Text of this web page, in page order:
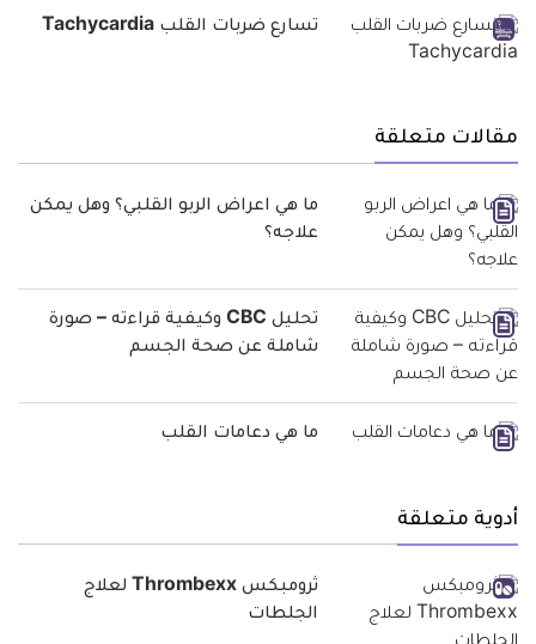
تسارع ضربات القلب Tachycardia
مقالات متعلقة
ما هي اعراض الربو القلبي؟ وهل يمكن
علاجه؟
تحليل CBC وكيفية قراءته – صورة
شاملة عن صحة الجسم
ما هي دعامات القلب
أدوية متعلقة
ثرومبكس Thrombexx لعلاج
الجلطات